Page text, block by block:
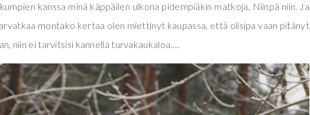
kanssa minä käppäilen ulkona pidempiäkin matkoja. Niinpä niin. Ja
montako kertaa olen miettinyt kaupassa, että olisipa vaan pitänyt
niin ei tarvitsisi kannella turvakaukaloa.....